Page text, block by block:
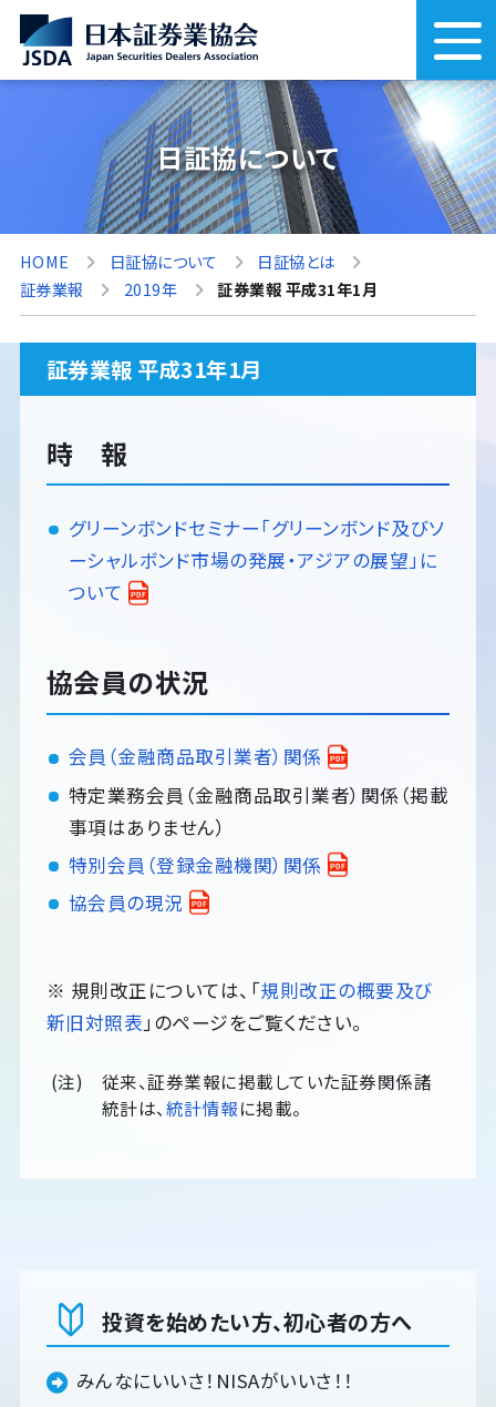
日証協について
HOME 日証協について
日証協とは
証券業報
2019年 証券業報 平成31年1月
証券業報 平成31年1月
時 報
グリーンボンドセミナー「グリーンボンド及びソ
ーシャルボンド市場の発展・アジアの展望」に
ついて
協会員の状況
会員（金融商品取引業者）関係
特定業務会員（金融商品取引業者）関係（掲載
事項はありません）
特別会員（登録金融機関）関係
協会員の現況
※ 規則改正については、「規則改正の概要及び
新旧対照表 」のページをご覧ください。
(注)
従来、証券業報に掲載していた証券関係諸
統計は、 統計情報に掲載。
投資を始めたい方、初心者の方へ
みんなにいいさ！NISAがいいさ！！